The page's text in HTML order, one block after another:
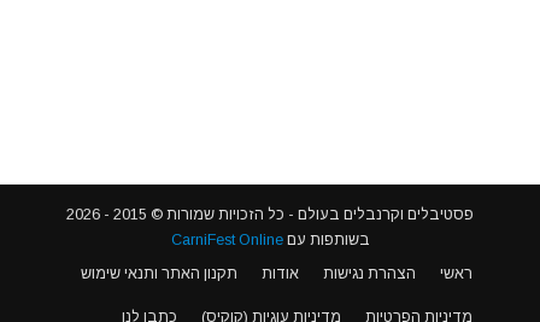
פסטיבלים וקרנבלים בעולם - כל הזכויות שמורות © 2015 - 2026
בשותפות עםCarniFest Online
ראשי
הצהרת נגישות אודות תקנון האתר ותנאי שימוש
מדיניות הפרטיות מדיניות עוגיות (קוקיס) כתבו לנו
האתר משתמש בעוגיות דפדפן (cookies) על מנת לספק את חווית השימוש